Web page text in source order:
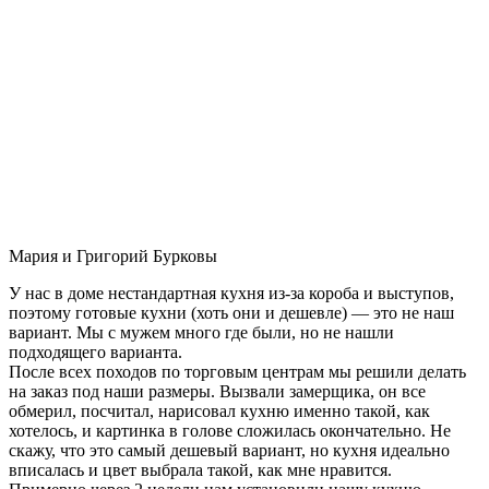
Мария и Григорий Бурковы
У нас в доме нестандартная кухня из-за короба и выступов,
поэтому готовые кухни (хоть они и дешевле) — это не наш
вариант. Мы с мужем много где были, но не нашли
подходящего варианта.
После всех походов по торговым центрам мы решили делать
на заказ под наши размеры. Вызвали замерщика, он все
обмерил, посчитал, нарисовал кухню именно такой, как
хотелось, и картинка в голове сложилась окончательно. Не
скажу, что это самый дешевый вариант, но кухня идеально
вписалась и цвет выбрала такой, как мне нравится.